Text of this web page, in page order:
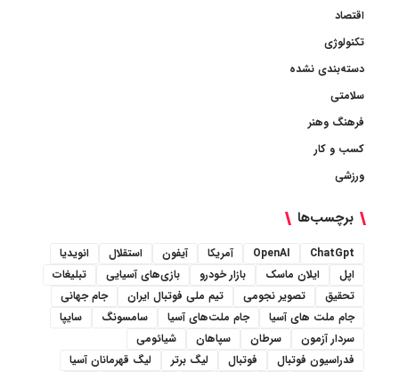
اقتصاد
تکنولوژی
دسته‌بندی نشده
سلامتی
فرهنگ وهنر
کسب و کار
ورزشی
برچسب‌ها
ChatGpt
OpenAI آمریکا آیفون استقلال
انویدیا
اپل
ایلان ماسک بازار خودرو بازی‌های آسیایی
تبلیغات
تحقیق
تصویر نجومی تیم ملی فوتبال ایران
جام جهانی
جام ملت های آسیا
جام ملت‌های آسیا سامسونگ
سایپا
سردار آزمون
سرطان سپاهان
شیائومی
فدراسیون فوتبال
فوتبال لیگ برتر
لیگ قهرمانان آسیا